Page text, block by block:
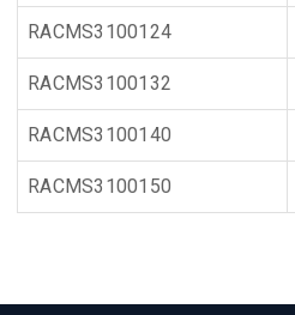
RACMS3100124
RACMS3100132
RACMS3100140
RACMS3100150